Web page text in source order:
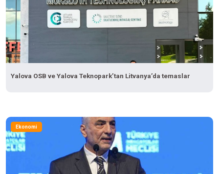
Yalova OSB ve Yalova Teknopark’tan Litvanya’da temaslar
Ekonomi